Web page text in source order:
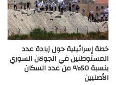
خطة إسرائيلية حول زيادة عدد
المستوطنين في الجولان السوري
بنسبة 50% من عدد السكان
الأصليين